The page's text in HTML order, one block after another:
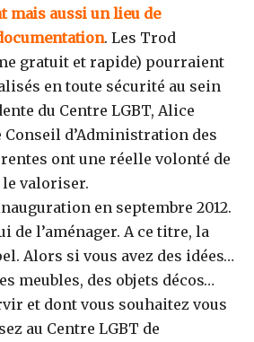
mais aussi un lieu de
. Les Trod
gratuit et rapide) pourraient
en toute sécurité au sein
du Centre LGBT, Alice
Conseil d’Administration des
ont une réelle volonté de
valoriser.
en septembre 2012.
de l’aménager. A ce titre, la
Alors si vous avez des idées…
meubles, des objets décos…
et dont vous souhaitez vous
au Centre LGBT de